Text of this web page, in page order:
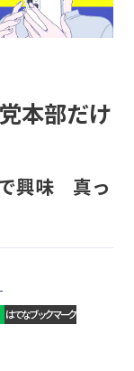
本部だけ
興味 真っ
はてなブックマーク